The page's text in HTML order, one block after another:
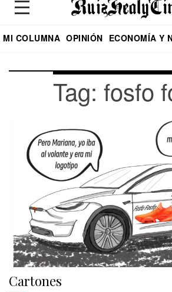
MI COLUMNA OPINIÓN ECONOMÍA Y
Tag: fosfo
Cartones